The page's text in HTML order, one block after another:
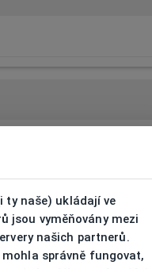
ty naše) ukládají ve
jsou vyměňovány mezi
našich partnerů.
správně fungovat,